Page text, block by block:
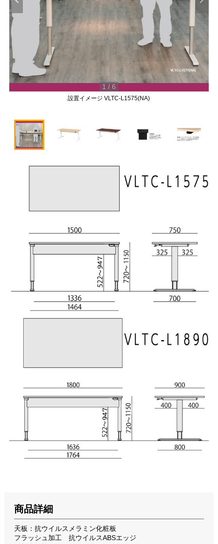
設置イメージ VLTC-L1575(NA)
1 / 6
商品詳細
天板：抗ウイルスメラミン化粧板
フラッシュ加工 抗ウイルスABSエッジ